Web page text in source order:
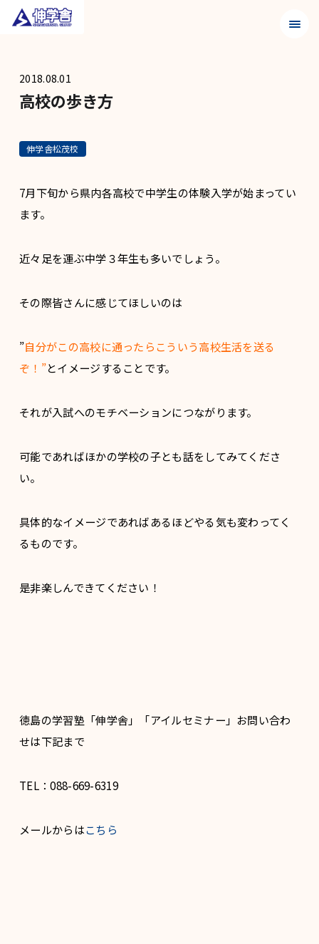
メニ
2018.08.01
高校の歩き方
伸学舎松茂校
7月下旬から県内各高校で中学生の体験入学が始まってい
ます。
近々足を運ぶ中学３年生も多いでしょう。
その際皆さんに感じてほしいのは
”自分がこの高校に通ったらこういう高校生活を送る
ぞ！”とイメージすることです。
それが入試へのモチベーションにつながります。
可能であればほかの学校の子とも話をしてみてくださ
い。
具体的なイメージであればあるほどやる気も変わってく
るものです。
是非楽しんできてください！
徳島の学習塾「伸学舎」「アイルセミナー」お問い合わ
せは下記まで
TEL：088-669-6319
メールからはこちら